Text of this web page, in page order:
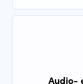
Audio-